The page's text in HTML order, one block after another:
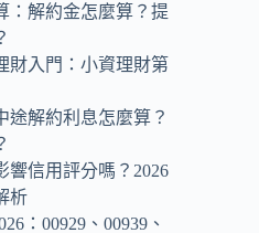
：解約金怎麼算？提
財入門：小資理財第
途解約利息怎麼算？
響信用評分嗎？2026
析
：00929、00939、